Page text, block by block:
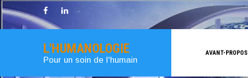
L'HUMANOLOGIE
Pour un soin de l'humain
AVANT-PROPOS